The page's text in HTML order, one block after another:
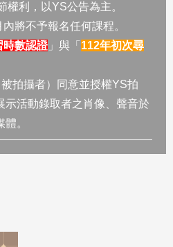
權利，以YS公告為主。
將不予報名任何課程。
時數認證 」與「 112年初次尋
拍攝者）同意並授權YS拍
示活動錄取者之肖像、聲音於
。